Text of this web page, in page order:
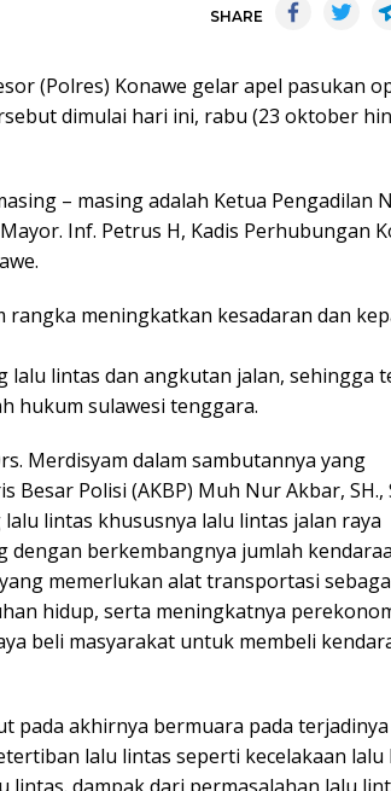
SHARE
(Polres) Konawe gelar apel pasukan
dimulai hari ini, rabu (23 oktober
– masing adalah Ketua Pengadilan
Inf. Petrus H, Kadis Perhubungan
rangka meningkatkan kesadaran dan
lintas dan angkutan jalan, sehingga
hukum sulawesi tenggara.
Merdisyam dalam sambutannya yang
Polisi (AKBP) Muh Nur Akbar, SH.,
lintas khususnya lalu lintas jalan raya
berkembangnya jumlah
memerlukan alat transportasi
hidup, serta meningkatnya
beli masyarakat untuk membeli
pada akhirnya bermuara pada terjadinya
lalu lintas seperti kecelakaan lalu